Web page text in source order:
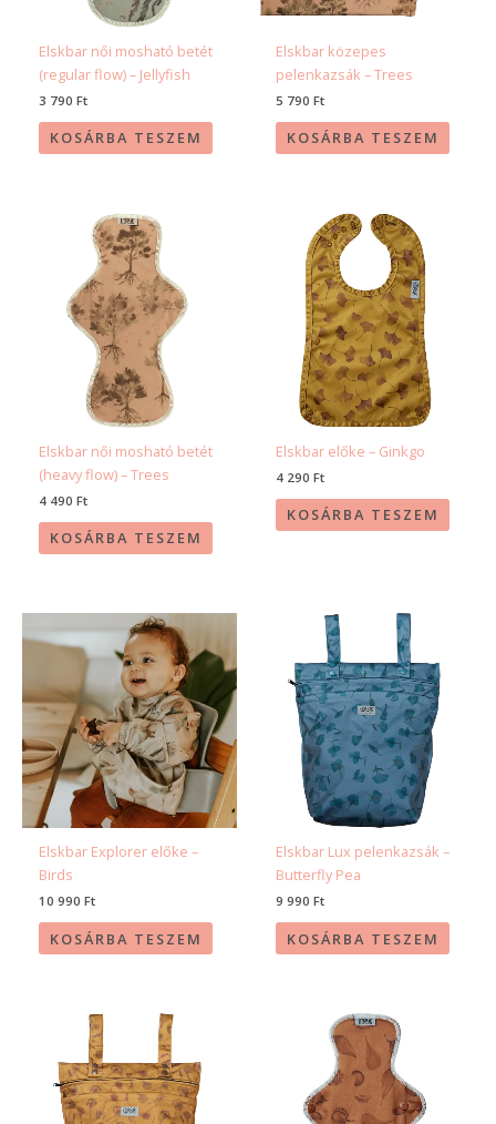
Elskbar női mosható betét
(regular flow) – Jellyfish
3 790Ft
KOSÁRBA TESZEM
Elskbar közepes
pelenkazsák – Trees
5 790Ft
KOSÁRBA TESZEM
Elskbar női mosható betét
(heavy flow) – Trees
4 490Ft
KOSÁRBA TESZEM
Elskbar előke – Ginkgo
4 290Ft
KOSÁRBA TESZEM
Elskbar Explorer előke –
Birds
10 990Ft
KOSÁRBA TESZEM
Elskbar Lux pelenkazsák –
Butterfly Pea
9 990Ft
KOSÁRBA TESZEM